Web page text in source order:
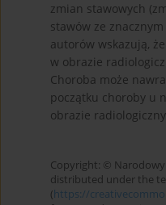
zmian stawowych
stawów ze
autorów wskazują,
w obrazie
Choroba może
początku choroby u
obrazie
Copyright: © Narodowy
distributed under the
(https://